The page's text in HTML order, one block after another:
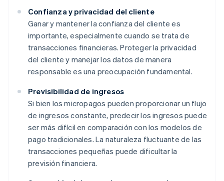
Confianza y privacidad del cliente
Ganar y mantener la confianza del cliente es
importante, especialmente cuando se trata de
transacciones financieras. Proteger la privacidad
del cliente y manejar los datos de manera
responsable es una preocupación fundamental.
Previsibilidad de ingresos
Si bien los micropagos pueden proporcionar un flujo
de ingresos constante, predecir los ingresos puede
ser más difícil en comparación con los modelos de
pago tradicionales. La naturaleza fluctuante de las
transacciones pequeñas puede dificultar la
previsión financiera.